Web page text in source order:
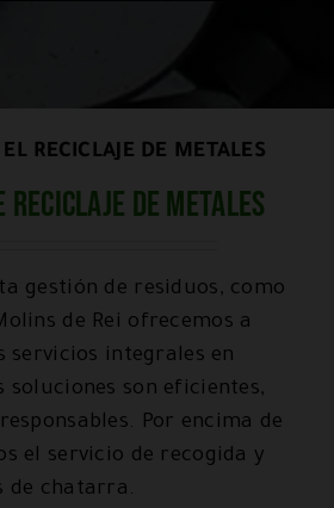
RECICLAJE DE METALES
reciclaje de metales
gestión de residuos, como
de Rei ofrecemos a
servicios integrales en
soluciones son eficientes,
Por encima de
el servicio de recogida y
de chatarra.